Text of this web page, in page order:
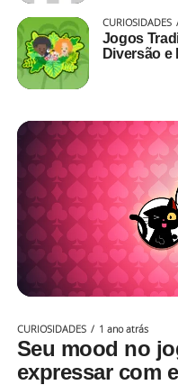
CURIOSIDADES
Jogos
Diversão e
CURIOSIDADES 1 ano atrás
Seu mood no
expressar com